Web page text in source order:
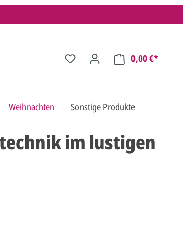
0,00 €*
Weihnachten Sonstige Produkte
im lustigen